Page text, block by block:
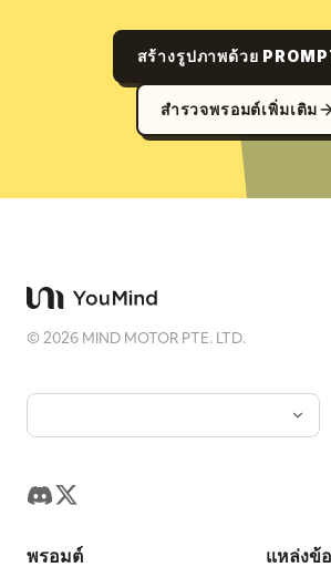
สร้างรูปภาพด้วย
สำรวจพรอมต์เพิ่มเติม
©2026 MIND MOTOR PTE. LTD.
พรอมต์ แหล่งข้